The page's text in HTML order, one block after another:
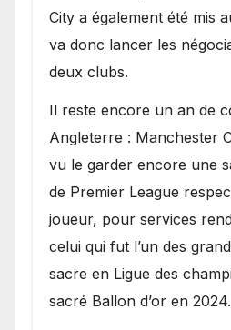
City a également été mis
va donc lancer les
deux clubs.
​Il reste encore un an de
Angleterre : Manchester
vu le garder encore une
de Premier League
joueur, pour services
celui qui fut l’un des
sacre en Ligue des
sacré Ballon d’or en 2024.